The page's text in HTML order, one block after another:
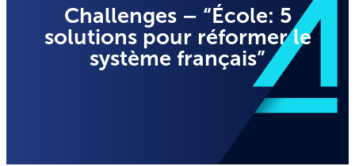
Challenges – “École: 5
solutions pour réformer le
système français”